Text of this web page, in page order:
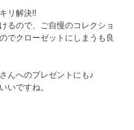
リ解決!!
るので、ご自慢のコレクショ
でクローゼットにしまうも良
んへのプレゼントにも♪
いですね。